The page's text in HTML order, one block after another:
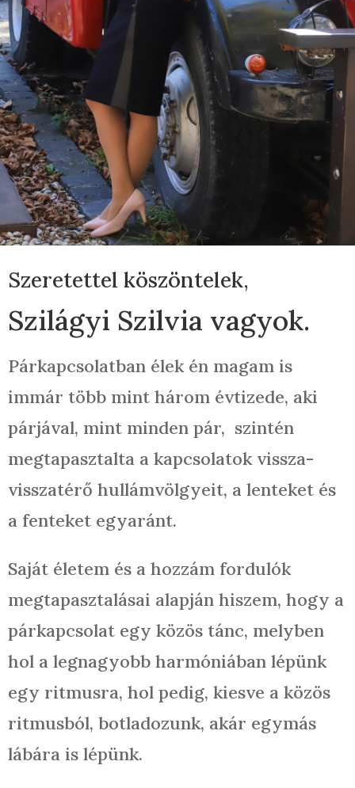
Szeretettel köszöntelek,
Szilágyi Szilvia vagyok.
Párkapcsolatban élek én magam is
immár több mint három évtizede, aki
párjával, mint minden pár, szintén
megtapasztalta a kapcsolatok vissza-
visszatérő hullámvölgyeit, a lenteket és
a fenteket egyaránt.
Saját életem és a hozzám fordulók
megtapasztalásai alapján hiszem, hogy a
párkapcsolat egy közös tánc, melyben
hol a legnagyobb harmóniában lépünk
egy ritmusra, hol pedig, kiesve a közös
ritmusból, botladozunk, akár egymás
lábára is lépünk.